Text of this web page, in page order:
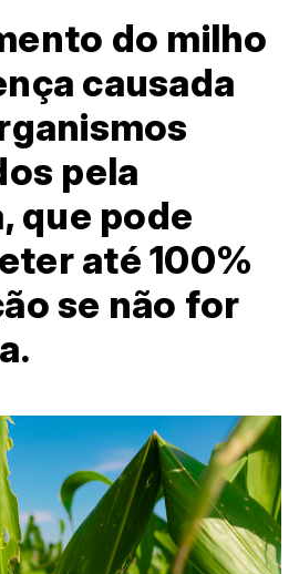
do milho
causada
pela
que pode
até 100%
se não for